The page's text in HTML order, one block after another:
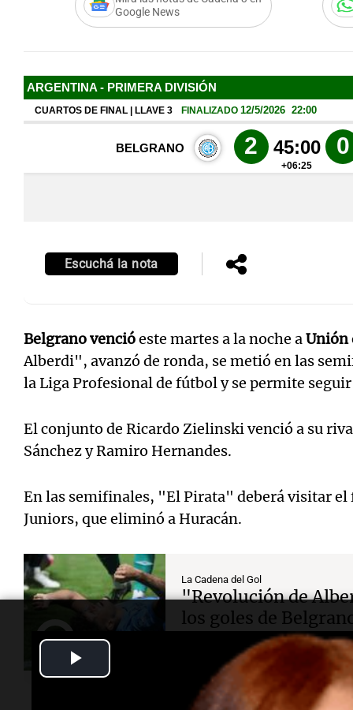
Google News
Escuchá la nota
Belgrano vencióeste martes a la noche a Unión
Alberdi", avanzó de ronda, se metió en las
la Liga Profesional de fútbol y se permite
El conjunto de Ricardo Zielinski venció a su
Sánchez y Ramiro Hernandes.
En las semifinales, "El Pirata" deberá visitar el
Juniors, que eliminó a Huracán.
La Cadena del Gol
"Revolución de
los goles de
Carlos Bocha Houriet